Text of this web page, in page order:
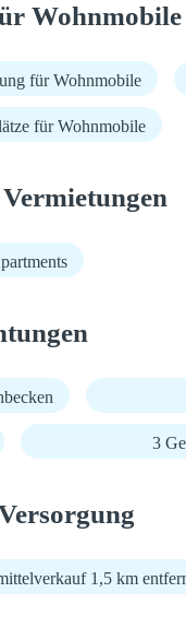
für Wohnmobile
für Wohnmobile
3
1,5 km